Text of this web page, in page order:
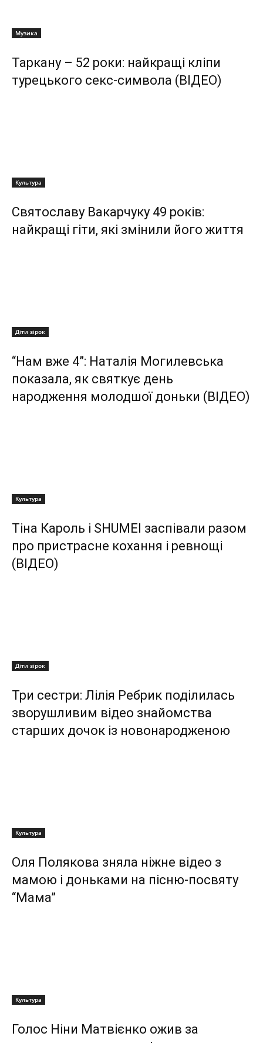
Музика
Таркану – 52 роки: найкращі кліпи
турецького секс-символа (ВІДЕО)
Культура
Святославу Вакарчуку 49 років:
найкращі гіти, які змінили його життя
Діти зірок
“Нам вже 4”: Наталія Могилевська
показала, як святкує день
народження молодшої доньки (ВІДЕО)
Культура
Тіна Кароль і SHUMEI заспівали разом
про пристрасне кохання і ревнощі
(ВІДЕО)
Діти зірок
Три сестри: Лілія Ребрик поділилась
зворушливим відео знайомства
старших дочок із новонародженою
Культура
Оля Полякова зняла ніжне відео з
мамою і доньками на пісню-посвяту
“Мама”
Культура
Голос Ніни Матвієнко ожив за